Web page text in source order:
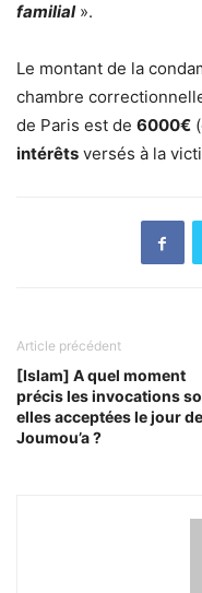
familial ».
Le montant de la
chambre
de Paris est de 6000€
intérêts versés à la
Article précédent
[Islam] A quel moment
précis les invocations
elles acceptées le jour de
Joumou’a ?